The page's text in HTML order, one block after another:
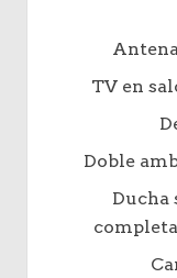
TV en
Doble
Ducha